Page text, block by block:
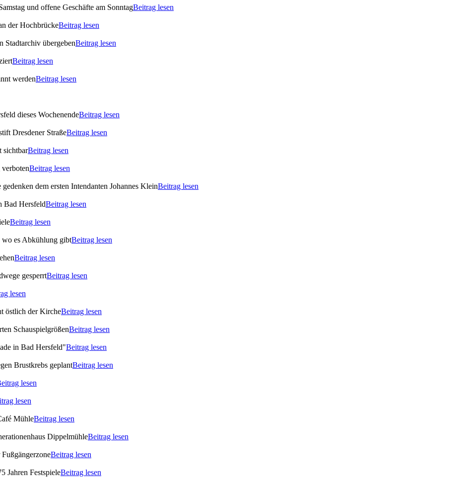
und offene Geschäfte am SonntagBeitrag lesen
der HochbrückeBeitrag lesen
Stadtarchiv übergebenBeitrag lesen
Beitrag lesen
werdenBeitrag lesen
dieses WochenendeBeitrag lesen
Dresdener StraßeBeitrag lesen
sichtbarBeitrag lesen
verbotenBeitrag lesen
dem ersten Intendanten Johannes KleinBeitrag lesen
Bad HersfeldBeitrag lesen
Beitrag lesen
wo es Abkühlung gibtBeitrag lesen
Beitrag lesen
gesperrtBeitrag lesen
lesen
östlich der KircheBeitrag lesen
SchauspielgrößenBeitrag lesen
in Bad Hersfeld"Beitrag lesen
Brustkrebs geplantBeitrag lesen
lesen
lesen
MühleBeitrag lesen
DippelmühleBeitrag lesen
Beitrag lesen
Jahren FestspieleBeitrag lesen